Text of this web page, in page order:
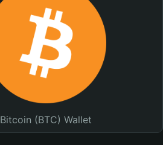
Bitcoin (BTC) Wallet